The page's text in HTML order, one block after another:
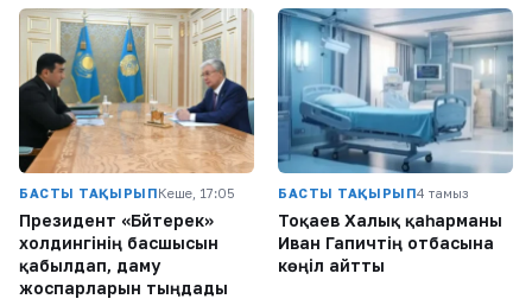
БАСТЫ ТАҚЫРЫПКеше, 17:05
Президент «Бәйтерек»
холдингінің басшысын
қабылдап, даму
жоспарларын тыңдады
БАСТЫ ТАҚЫРЫП4 тамыз
Тоқаев Халық қаһарманы
Иван Гапичтің отбасына
көңіл айтты